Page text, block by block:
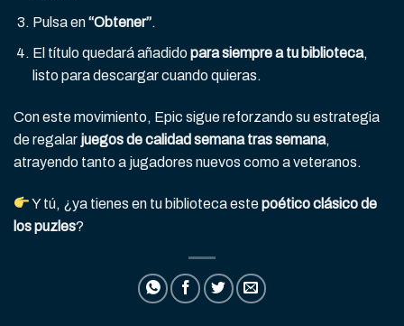
Pulsa en“Obtener”.
El título quedará añadidopara siempre a tu biblioteca,
listo para descargar cuando quieras.
Con este movimiento, Epic sigue reforzando su estrategia
de regalar juegos de calidad semana tras semana,
atrayendo tanto a jugadores nuevos como a veteranos.
Y tú, ¿ya tienes en tu biblioteca estepoético clásico de
los puzles?